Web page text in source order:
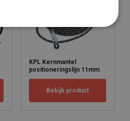
KPL Kernmantel
positioneringslijn 11mm
Bekijk product